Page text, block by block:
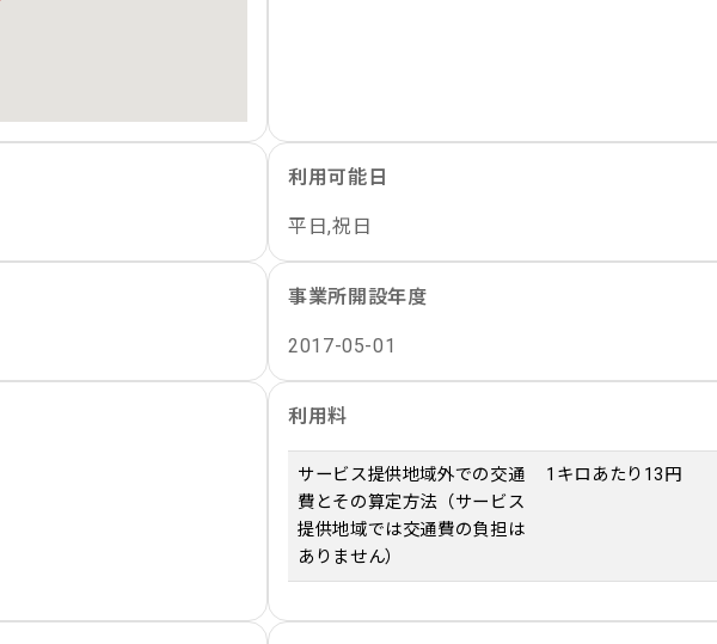
利用可能日
平日,祝日
事業所開設年度
2017-05-01
利用料
サービス提供地域外での交通
費とその算定方法（サービス
提供地域では交通費の負担は
ありません）
1キロあたり13円